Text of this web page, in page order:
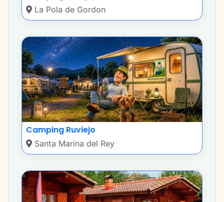
La Pola de Gordon
Camping Ruviejo
Santa Marina del Rey